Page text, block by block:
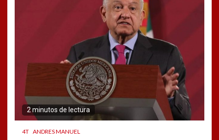
2 minutos de lectura
4T ANDRES MANUEL